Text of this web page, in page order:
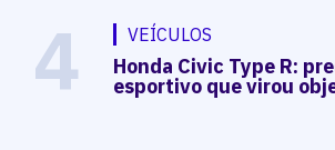
4 VEÍCULOS
Honda Civic Type R:
esportivo que virou